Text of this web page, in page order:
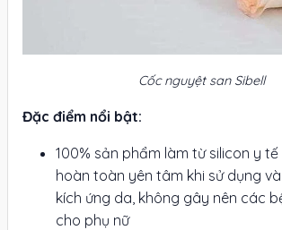
Cốc nguyệt san Sibell
Đặc điểm nổi bật:
100% sản phẩm làm từ silicon y tế
hoàn toàn yên tâm khi sử dụng
kích ứng da, không gây nên các
cho phụ nữ